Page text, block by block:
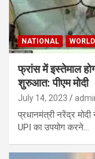
NATIONAL
फ्रांस में इस्तेमाल
शुरुआत: पीएम मोदी
July 14, 2023
प्रधानमंत्री नरेंद्र
UPI का उपयोग करने…